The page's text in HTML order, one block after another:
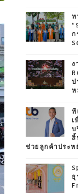
ท
ก
ง
ป
ห
ที
เ
บ
สิ้
ช่วยลูกค้าประห
ธุ